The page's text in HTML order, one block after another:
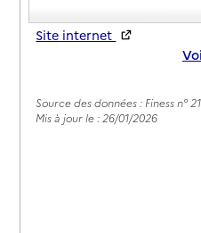
Site internet
Source des données : Finess n°
Mis à jour le : 26/01/2026